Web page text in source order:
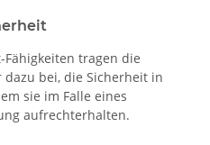
tragen die
dazu bei, die Sicherheit in
sie im Falle eines
aufrechterhalten.